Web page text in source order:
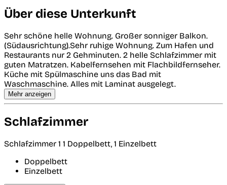
Über diese Unterkunft
Sehr schöne helle Wohnung. Großer sonniger Balkon.
(Südausrichtung).Sehr ruhige Wohnung. Zum Hafen und
Restaurants nur 2 Gehminuten. 2 helle Schlafzimmer mit
guten Matratzen. Kabelfernsehen mit Flachbildfernseher.
Küche mit Spülmaschine uns das Bad mit
Waschmaschine. Alles mit Laminat ausgelegt.
Mehr anzeigen
Schlafzimmer
Schlafzimmer 1 1 Doppelbett, 1 Einzelbett
Doppelbett
Einzelbett